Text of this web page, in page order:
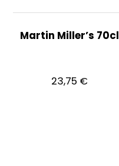
Martin Miller’s 70cl
23,75 €